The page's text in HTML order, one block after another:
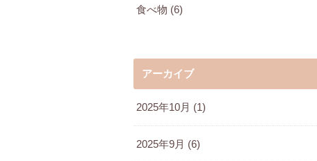
食べ物 (6)
アーカイブ
2025年10月 (1)
2025年9月 (6)